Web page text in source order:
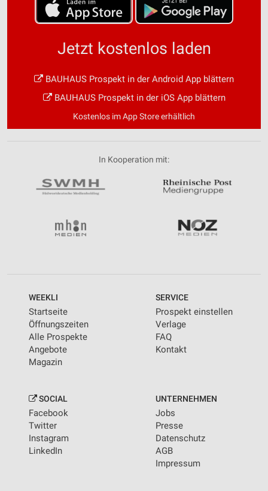
Jetzt kostenlos laden
BAUHAUS Prospekt in der Android App blättern
BAUHAUS Prospekt in der iOS App blättern
Kostenlos im App Store erhältlich
In Kooperation mit:
WEEKLI
Startseite
Öffnungszeiten
Alle Prospekte
Angebote
Magazin
SERVICE
Prospekt einstellen
Verlage
FAQ
Kontakt
SOCIAL
Facebook
Twitter
Instagram
LinkedIn
UNTERNEHMEN
Jobs
Presse
Datenschutz
AGB
Impressum